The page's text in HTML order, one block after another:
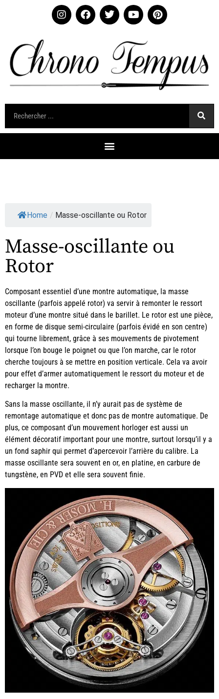
Home / Masse-oscillante ou Rotor
Masse-oscillante ou
Rotor
Composant essentiel d’une montre automatique, la masse
oscillante (parfois appelé rotor) va servir à remonter le ressort
moteur d’une montre situé dans le barillet. Le rotor est une pièce,
en forme de disque semi-circulaire (parfois évidé en son centre)
qui tourne librement, grâce à ses mouvements de pivotement
lorsque l’on bouge le poignet ou que l’on marche, car le rotor
cherche toujours à se mettre en position verticale. Cela va avoir
pour effet d’armer automatiquement le ressort du moteur et de
recharger la montre.
Sans la masse oscillante, il n’y aurait pas de système de
remontage automatique et donc pas de montre automatique. De
plus, ce composant d’un mouvement horloger est aussi un
élément décoratif important pour une montre, surtout lorsqu’il y a
un fond saphir qui permet d’apercevoir l’arrière du calibre. La
masse oscillante sera souvent en or, en platine, en carbure de
tungstène, en PVD et elle sera souvent finie.